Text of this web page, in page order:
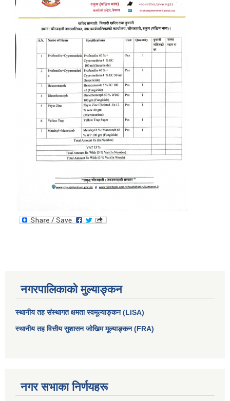
नगरपालिकाको मुल्याङ्कन
स्थानीय तह संस्थागत क्षमता स्वमूल्याङ्कन (LISA)
स्थानीय तह वित्तीय सुशासन जोखिम मूल्याङ्कन (FRA)
नगर सभाका निर्णयहरू